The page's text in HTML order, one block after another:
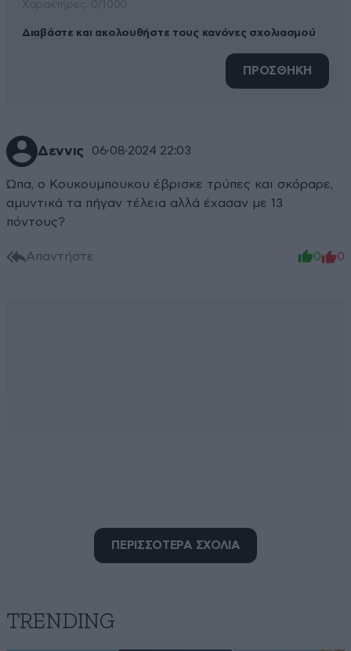
Διαβάστε και ακολουθήστε τους κανόνες σχολιασμού
ΠΡΟΣΘΗΚΗ
Δεννις 06·08·2024 22:03
Ώπα, ο Κουκουμπουκου έβρισκε τρύπες και σκόραρε,
αμυντικά τα πήγαν τέλεια αλλά έχασαν με 13
πόντους?
Απαντήστε 0 0
Puck Futinophilus 06·08·2024 21:36
βγαίνουμε τελευταίοι! Χαρούμενος είμαι.
ΠΕΡΙΣΣΟΤΕΡΑ ΣΧΟΛΙΑ
TRENDING